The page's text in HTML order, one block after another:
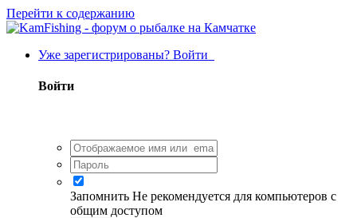
Перейти к содержанию
Уже зарегистрированы? Войти
Войти
Запомнить Не рекомендуется для компьютеров с
общим доступом